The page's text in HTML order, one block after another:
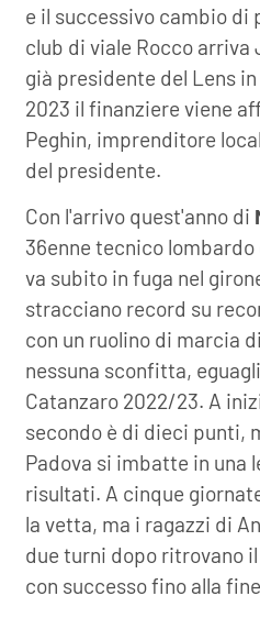
e il successivo cambio di
club di viale Rocco arriva
già presidente del Lens
2023 il finanziere viene
Peghin, imprenditore
del presidente.
Con l'arrivo quest'anno di
36enne tecnico
va subito in fuga nel
stracciano record su
con un ruolino di marcia
nessuna sconfitta,
Catanzaro 2022/23. A
secondo è di dieci punti,
Padova si imbatte in una
risultati. A cinque
la vetta, ma i ragazzi di
due turni dopo ritrovano
con successo fino alla